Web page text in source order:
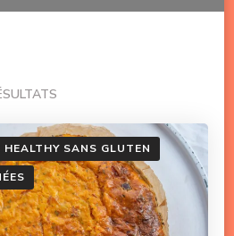
HEALTHY SANS GLUTEN